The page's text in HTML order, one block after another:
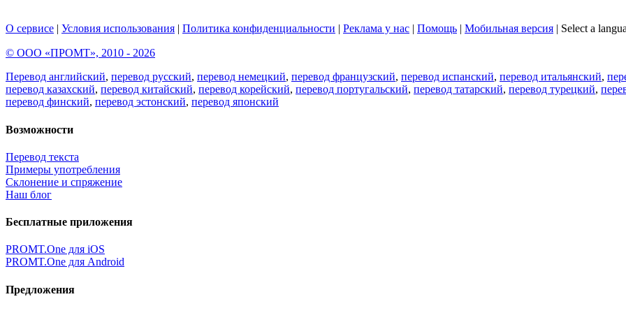
О сервисе | Условия использования | Политика конфиденциальности | Реклама у нас | Помощь | Мобильная версия | Select a
© ООО «ПРОМТ», 2010 - 2026
Перевод английский, перевод русский, перевод немецкий, перевод французский, перевод испанский, перевод итальянский,
перевод казахский, перевод китайский, перевод корейский, перевод португальский, перевод татарский, перевод турецкий,
перевод финский, перевод эстонский, перевод японский
Возможности
Перевод текста
Примеры употребления
Склонение и спряжение
Наш блог
Бесплатные приложения
PROMT.One для iOS
PROMT.One для Android
Предложения